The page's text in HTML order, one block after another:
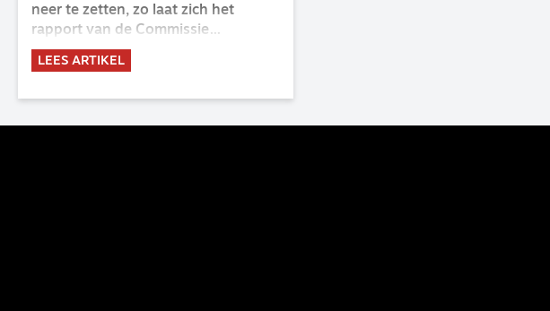
neer te zetten, zo laat zich het
rapport van de Commissie
Belijdende Kerk (CBK) lezen. Deze
commissie is al sinds de eenwording
2023 de opdracht om haar analyse
LEES ARTIKEL